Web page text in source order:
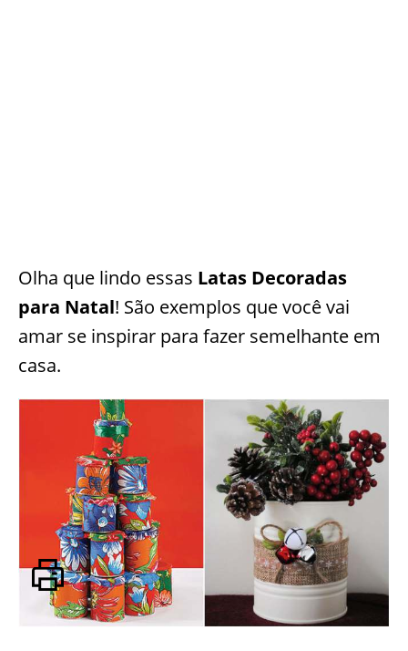
Olha que lindo essas Latas Decoradas
para Natal! São exemplos que você vai
amar se inspirar para fazer semelhante em
casa.